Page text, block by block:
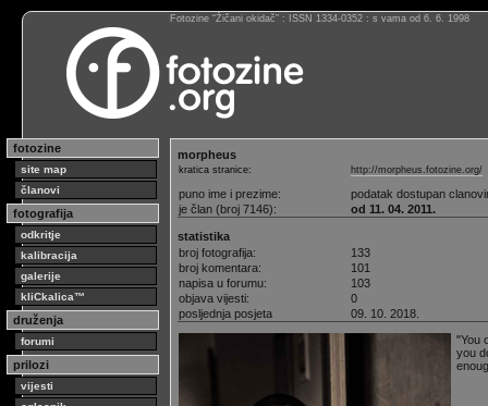
Fotozine “Žičani okidač” : ISSN 1334-0352 : s vama od 6. 6. 1998
fotozine
site map
članovi
fotografija
odkritje
kalibracija
galerije
kliCkalica™
druženja
forumi
prilozi
vijesti
morpheus
kratica stranice: http://morpheus.fotozine.org/
puno ime i prezime:
podatak dostupan
je član (broj 7146):
od 11. 04. 2011.
statistika
broj fotografija:
133
broj komentara:
101
napisa u forumu:
103
objava vijesti:
0
posljednja posjeta
09. 10. 2018.
"You
you